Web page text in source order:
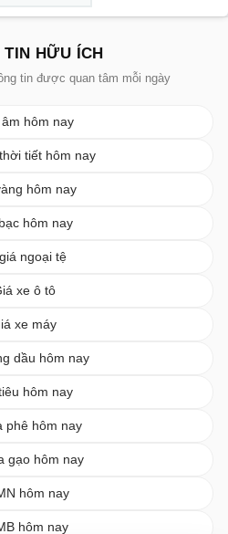
TIN HỮU ÍCH
tin được quan tâm mỗi ngày
hôm nay
tiết hôm nay
hôm nay
hôm nay
ngoại tệ
xe ô tô
xe máy
dầu hôm nay
hôm nay
phê hôm nay
gạo hôm nay
hôm nay
hôm nay